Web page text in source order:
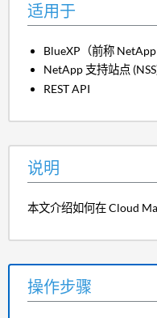
适用于
BlueXP（前称 NetApp
NetApp 支持站点
REST API
说明
本文介绍如何在 Cloud
操作步骤